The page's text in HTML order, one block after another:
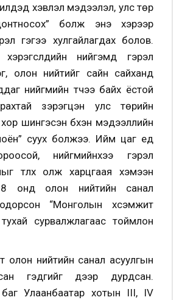
хэвлэл мэдээлэл, улс төр
болж энэ хэрээр
гэгээ хулгайлагдах болов.
нийгэмд гэрэл
олон нийтийг сайн сайханд
нийгмийн түүчээ байх ёстой
зэрэгцэн улс төрийн
шингэсэн бүхэн мэдээллийн
суух болжээ. Ийм цаг үед
нийгмийнхээ гэрэл
түлхүү олж харцгаая хэмээн
онд олон нийтийн санал
“Монголын хүсэмжит
тухай сурвалжлагаас тоймлон
олон нийтийн санал асуулгын
гэдгийг дээр дурдсан.
Улаанбаатар хотын III, IV